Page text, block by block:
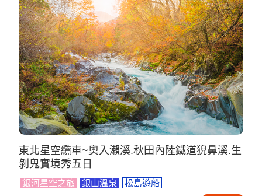
東北星空纜車~奧入瀨溪.秋田內陸鐵道猊鼻溪.生
剝鬼實境秀五日
銀河星空之旅 銀山溫泉 松島遊船